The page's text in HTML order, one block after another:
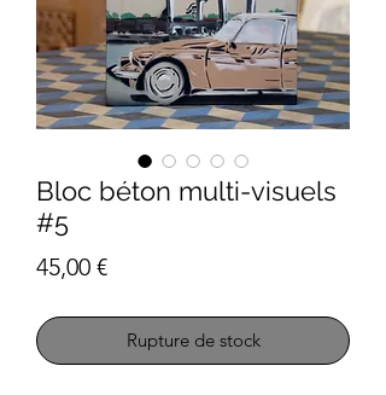
Bloc béton multi-visuels
#5
45,00 €Prix
Rupture de stock